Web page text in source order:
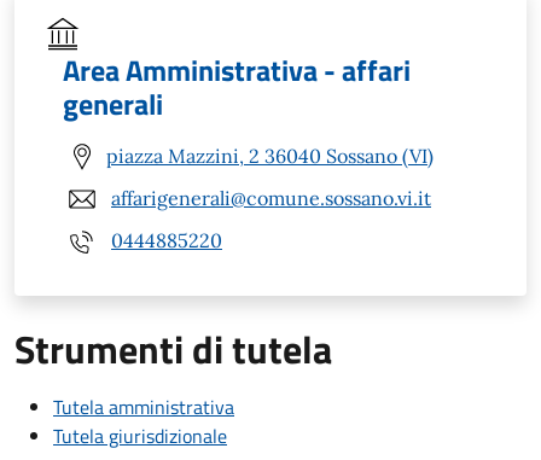
Area Amministrativa - affari
generali
piazza Mazzini, 2 36040 Sossano (VI)
affarigenerali@comune.sossano.vi.it
0444885220
Strumenti di tutela
Tutela amministrativa
Tutela giurisdizionale